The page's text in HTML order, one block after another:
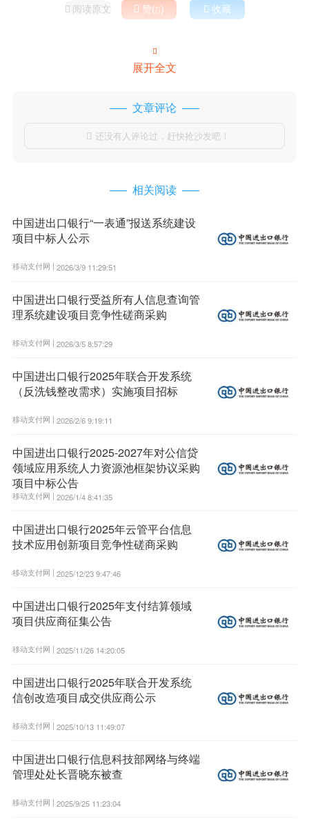
 阅读原文  赞()  收藏

展开全文
文章评论
 还没有人评论过，赶快抢沙发吧！
相关阅读
中国进出口银行“一表通”报送系统建设
项目中标人公示
移动支付网 | 2026/3/9 11:29:51
中国进出口银行受益所有人信息查询管
理系统建设项目竞争性磋商采购
移动支付网 | 2026/3/5 8:57:29
中国进出口银行2025年联合开发系统
（反洗钱整改需求）实施项目招标
移动支付网 | 2026/2/6 9:19:11
中国进出口银行2025-2027年对公信贷
领域应用系统人力资源池框架协议采购
项目中标公告
移动支付网 | 2026/1/4 8:41:35
中国进出口银行2025年云管平台信息
技术应用创新项目竞争性磋商采购
移动支付网 | 2025/12/23 9:47:46
中国进出口银行2025年支付结算领域
项目供应商征集公告
移动支付网 | 2025/11/26 14:20:05
中国进出口银行2025年联合开发系统
信创改造项目成交供应商公示
移动支付网 | 2025/10/13 11:49:07
中国进出口银行信息科技部网络与终端
管理处处长晋晓东被查
移动支付网 | 2025/9/25 11:23:04